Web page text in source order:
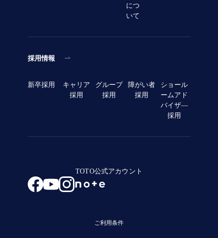
につ
いて
採用情報
新卒採用
キャリア
採用
グループ
採用
障がい者
採用
ショール
ームアド
バイザ―
採用
TOTO公式アカウント
ご利用条件